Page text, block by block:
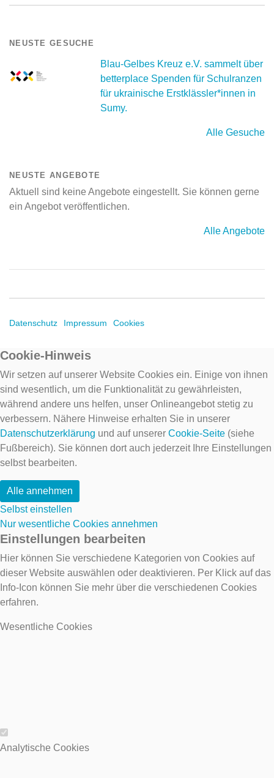
NEUSTE GESUCHE
Blau-Gelbes Kreuz e.V. sammelt über
betterplace Spenden für Schulranzen
für ukrainische Erstklässler*innen in
Sumy.
Alle Gesuche
NEUSTE ANGEBOTE
Aktuell sind keine Angebote eingestellt. Sie können gerne
ein Angebot veröffentlichen.
Alle Angebote
Datenschutz Impressum Cookies
Cookie-Hinweis
Wir setzen auf unserer Website Cookies ein. Einige von ihnen
sind wesentlich, um die Funktionalität zu gewährleisten,
während andere uns helfen, unser Onlineangebot stetig zu
verbessern. Nähere Hinweise erhalten Sie in unserer
Datenschutzerklärung und auf unserer Cookie-Seite (siehe
Fußbereich). Sie können dort auch jederzeit Ihre Einstellungen
selbst bearbeiten.
Alle annehmen
Selbst einstellen
Nur wesentliche Cookies annehmen
Einstellungen bearbeiten
Hier können Sie verschiedene Kategorien von Cookies auf
dieser Website auswählen oder deaktivieren. Per Klick auf das
Info-Icon können Sie mehr über die verschiedenen Cookies
erfahren.
Wesentliche Cookies
Wesentliche Cookies
Analytische Cookies